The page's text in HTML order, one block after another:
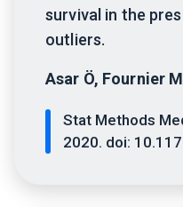
survival in the
outliers.
Asar Ö, Fournier
Stat Methods
2020. doi: